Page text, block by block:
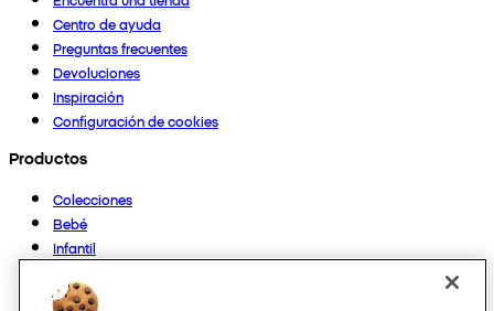
Centro de ayuda
Preguntas frecuentes
Devoluciones
Inspiración
Configuración de cookies
Productos
Colecciones
Bebé
Infantil
Mujer